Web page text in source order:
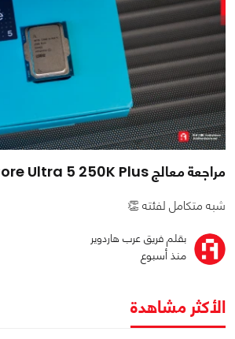
مراجعة معالج Intel Core Ultra 5 250K Plus
شبه متكامل لفئته 👏
بقلم فريق عرب هاردوير
منذ أسبوع
الأكثر مشاهدة